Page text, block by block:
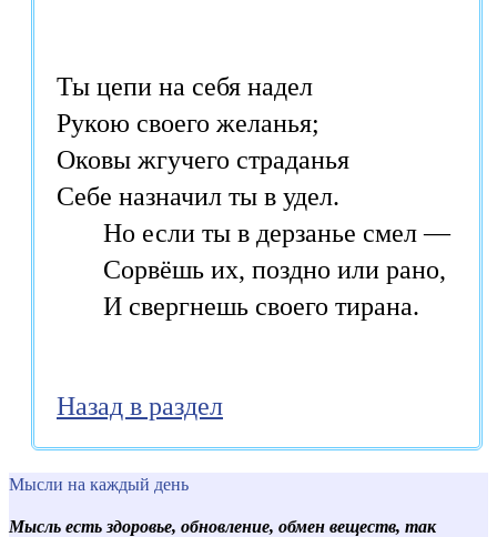
Ты цепи на себя надел
Рукою своего желанья;
Оковы жгучего страданья
Себе назначил ты в удел.
       Но если ты в дерзанье смел —
       Сорвёшь их, поздно или рано,
       И свергнешь своего тирана.
Назад в раздел
Мысли на каждый день
Мысль есть здоровье, обновление, обмен веществ, так